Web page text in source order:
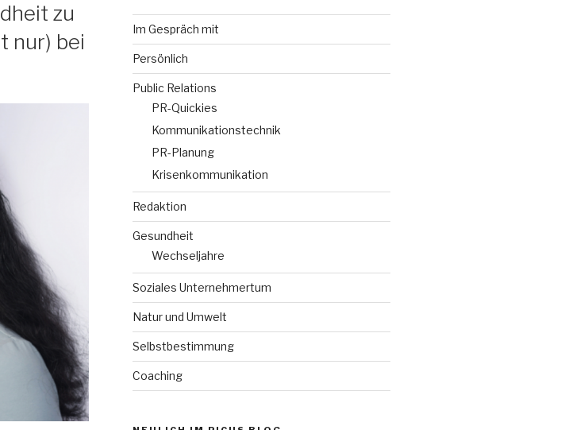
zu
nur) bei
Im Gespräch mit
Persönlich
Public Relations
PR-Quickies
Kommunikationstechnik
PR-Planung
Krisenkommunikation
Redaktion
Gesundheit
Wechseljahre
Soziales Unternehmertum
Natur und Umwelt
Selbstbestimmung
Coaching